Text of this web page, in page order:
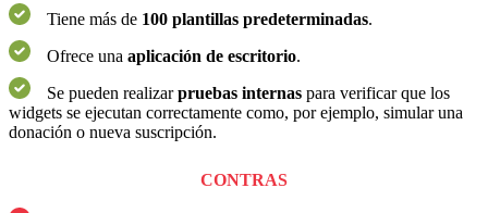
Tiene más de 100 plantillas predeterminadas.
Ofrece una aplicación de escritorio.
Se pueden realizarpruebas internas para verificar que los
widgets se ejecutan correctamente como, por ejemplo, simular una
donación o nueva suscripción.
CONTRAS